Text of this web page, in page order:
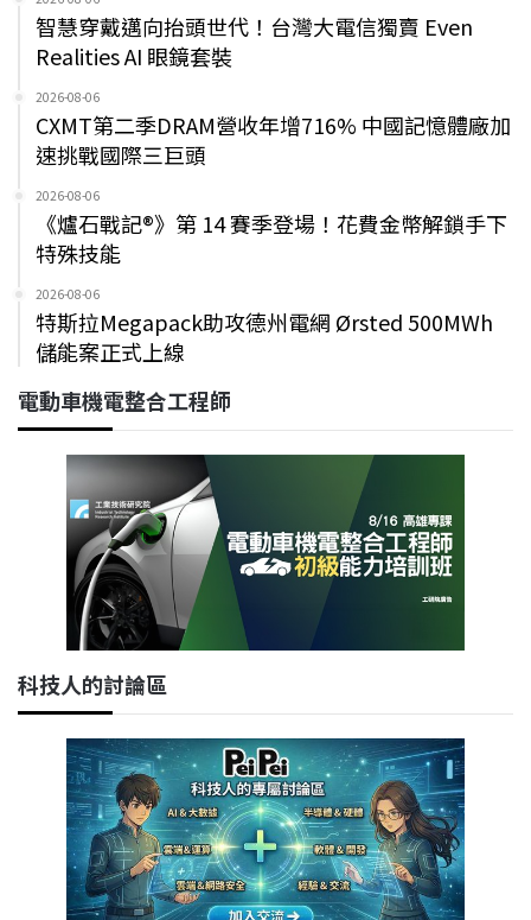
智慧穿戴邁向抬頭世代！台灣大電信獨賣 Even
Realities AI 眼鏡套裝
2026-08-06
CXMT第二季DRAM營收年增716% 中國記憶體廠加
速挑戰國際三巨頭
2026-08-06
《爐石戰記®》第 14 賽季登場！花費金幣解鎖手下
特殊技能
2026-08-06
特斯拉Megapack助攻德州電網 Ørsted 500MWh
儲能案正式上線
電動車機電整合工程師
科技人的討論區